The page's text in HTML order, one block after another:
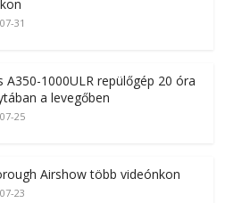
31
A350-1000ULR repülőgép 20 óra
a levegőben
25
Airshow több videónkon
23